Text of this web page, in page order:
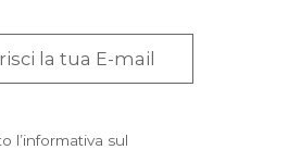
l’informativa sul